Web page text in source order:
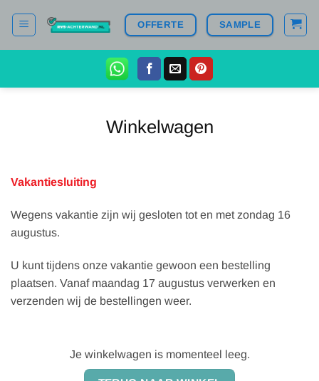
naar
OFFERTE SAMPLE
Winkelwagen
Vakantiesluiting
Wegens vakantie zijn wij gesloten tot en met zondag 16
augustus.
U kunt tijdens onze vakantie gewoon een bestelling
plaatsen. Vanaf maandag 17 augustus verwerken en
verzenden wij de bestellingen weer.
Je winkelwagen is momenteel leeg.